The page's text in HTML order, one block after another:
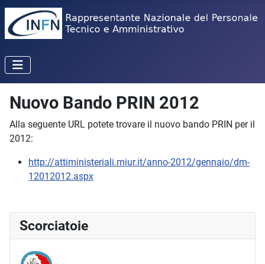
Scorciatoie
Nuovo Bando PRIN 2012
Alla seguente URL potete trovare il nuovo bando PRIN per il
2012:
http://attiministeriali.miur.it/anno-2012/gennaio/dm-
12012012.aspx